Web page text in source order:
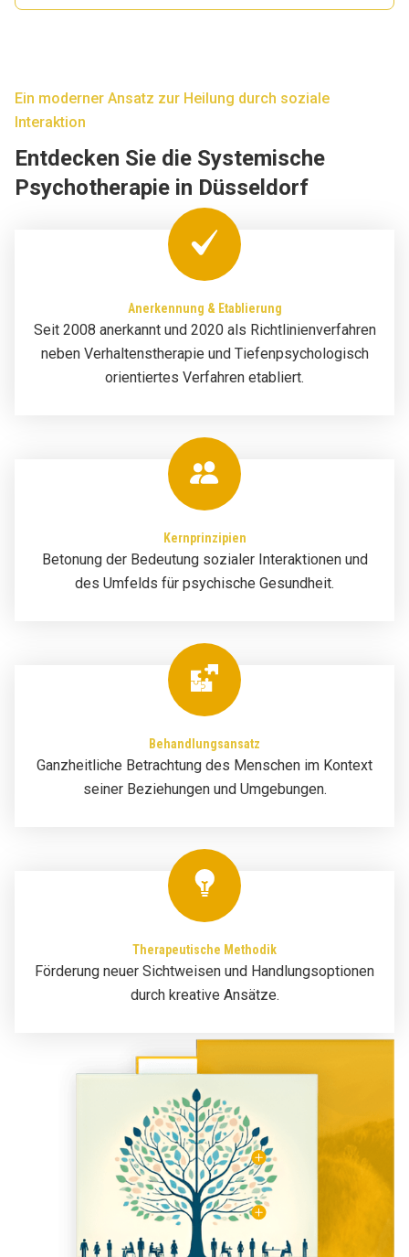
Ein moderner Ansatz zur Heilung durch soziale
Interaktion
Entdecken Sie die Systemische
Psychotherapie in Düsseldorf
Anerkennung & Etablierung
Seit 2008 anerkannt und 2020 als Richtlinienverfahren
neben Verhaltenstherapie und Tiefenpsychologisch
orientiertes Verfahren etabliert.
Kernprinzipien
Betonung der Bedeutung sozialer Interaktionen und
des Umfelds für psychische Gesundheit.
Behandlungsansatz
Ganzheitliche Betrachtung des Menschen im Kontext
seiner Beziehungen und Umgebungen.
Therapeutische Methodik
Förderung neuer Sichtweisen und Handlungsoptionen
durch kreative Ansätze.